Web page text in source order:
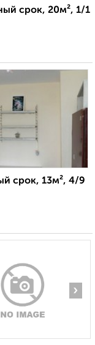
срок, 20м², 1/1
срок, 13м², 4/9
›